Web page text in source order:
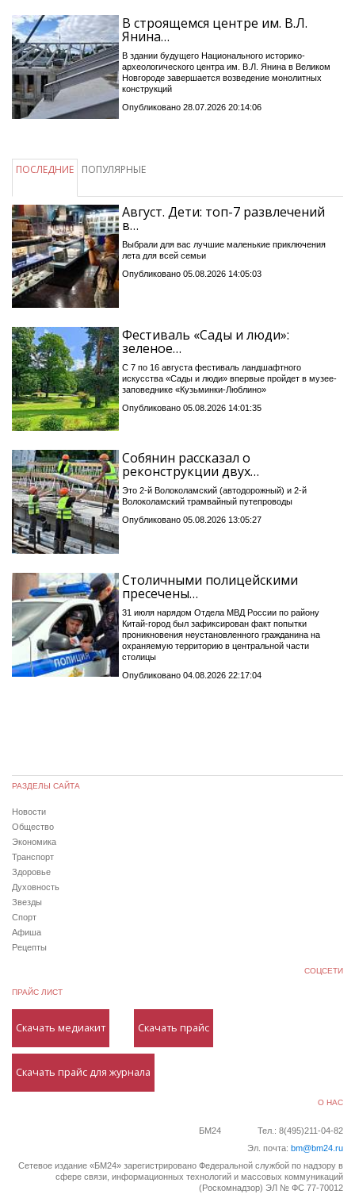
В строящемся центре им. В.Л.
Янина…
В здании будущего Национального историко-
археологического центра им. В.Л. Янина в Великом
Новгороде завершается возведение монолитных
конструкций
Опубликовано 28.07.2026 20:14:06
ПОСЛЕДНИЕ ПОПУЛЯРНЫЕ
Август. Дети: топ-7 развлечений
в…
Выбрали для вас лучшие маленькие приключения
лета для всей семьи
Опубликовано 05.08.2026 14:05:03
Фестиваль «Сады и люди»:
зеленое…
С 7 по 16 августа фестиваль ландшафтного
искусства «Сады и люди» впервые пройдет в музее-
заповеднике «Кузьминки-Люблино»
Опубликовано 05.08.2026 14:01:35
Собянин рассказал о
реконструкции двух…
Это 2-й Волоколамский (автодорожный) и 2-й
Волоколамский трамвайный путепроводы
Опубликовано 05.08.2026 13:05:27
Столичными полицейскими
пресечены…
31 июля нарядом Отдела МВД России по району
Китай-город был зафиксирован факт попытки
проникновения неустановленного гражданина на
охраняемую территорию в центральной части
столицы
Опубликовано 04.08.2026 22:17:04
РАЗДЕЛЫ САЙТА
Новости
Общество
Экономика
Транспорт
Здоровье
Духовность
Звезды
Спорт
Афиша
Рецепты
СОЦСЕТИ
ПРАЙС ЛИСТ
Скачать медиакит Скачать прайс
Скачать прайс для журнала
О НАС
БМ24
Тел.: 8(495)211-04-82
Эл. почта: bm@bm24.ru
Сетевое издание «БМ24» зарегистрировано Федеральной службой по надзору в
сфере связи, информационных технологий и массовых коммуникаций
(Роскомнадзор) ЭЛ № ФС 77-70012